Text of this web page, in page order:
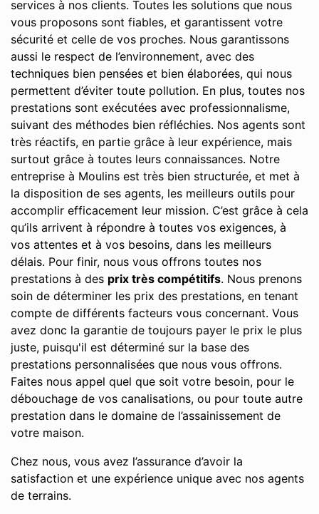
services à nos clients. Toutes les solutions que nous
vous proposons sont fiables, et garantissent votre
sécurité et celle de vos proches. Nous garantissons
aussi le respect de l’environnement, avec des
techniques bien pensées et bien élaborées, qui nous
permettent d’éviter toute pollution. En plus, toutes nos
prestations sont exécutées avec professionnalisme,
suivant des méthodes bien réfléchies. Nos agents sont
très réactifs, en partie grâce à leur expérience, mais
surtout grâce à toutes leurs connaissances. Notre
entreprise à Moulins est très bien structurée, et met à
la disposition de ses agents, les meilleurs outils pour
accomplir efficacement leur mission. C’est grâce à cela
qu’ils arrivent à répondre à toutes vos exigences, à
vos attentes et à vos besoins, dans les meilleurs
délais. Pour finir, nous vous offrons toutes nos
prestations à des prix très compétitifs. Nous prenons
soin de déterminer les prix des prestations, en tenant
compte de différents facteurs vous concernant. Vous
avez donc la garantie de toujours payer le prix le plus
juste, puisqu'il est déterminé sur la base des
prestations personnalisées que nous vous offrons.
Faites nous appel quel que soit votre besoin, pour le
débouchage de vos canalisations, ou pour toute autre
prestation dans le domaine de l’assainissement de
votre maison.
Chez nous, vous avez l’assurance d’avoir la
satisfaction et une expérience unique avec nos agents
de terrains.